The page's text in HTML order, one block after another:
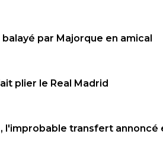
balayé par Majorque en amical
plier le Real Madrid
l'improbable transfert annoncé